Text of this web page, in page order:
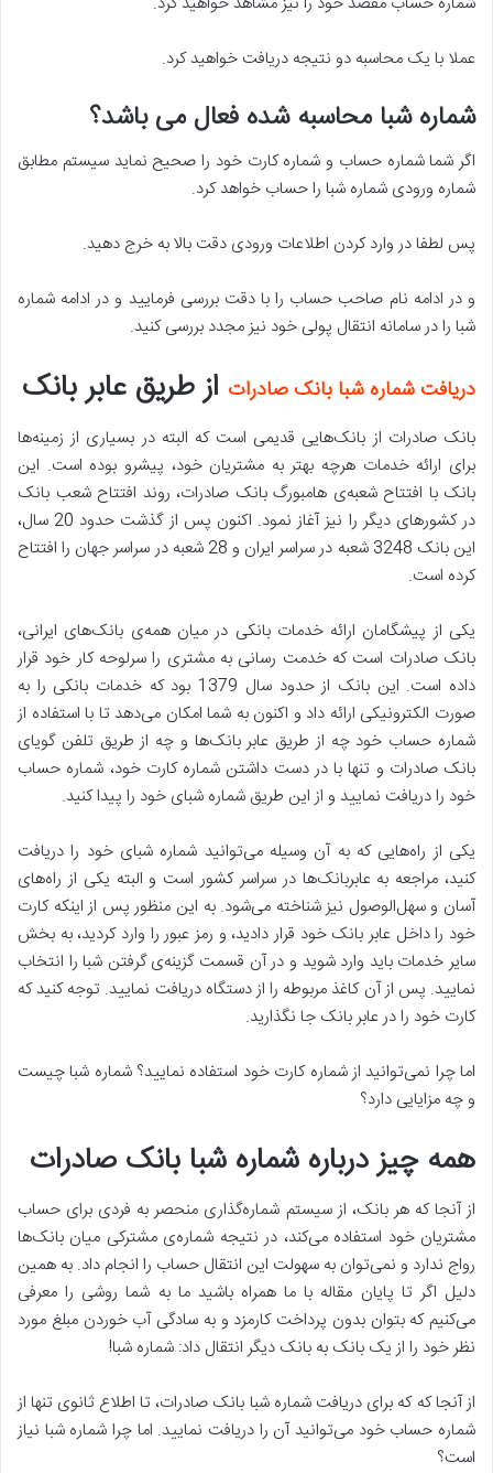
عملا با یک محاسبه دو نتیجه دریافت خواهید کرد.
شماره شبا محاسبه شده فعال می باشد؟
اگر شما شماره حساب و شماره کارت خود را صحیح نماید سیستم مطابق
شماره ورودی شماره شبا را حساب خواهد کرد.
پس لطفا در وارد کردن اطلاعات ورودی دقت بالا به خرج دهید.
و در ادامه نام صاحب حساب را با دقت بررسی فرمایید و در ادامه شماره
شبا را در سامانه انتقال پولی خود نیز مجدد بررسی کنید.
دریافت شماره شبا بانک صادرات از طریق عابر بانک
بانک صادرات از بانک‌هایی قدیمی است که البته در بسیاری از زمینه‌ها
برای ارائه خدمات هرچه بهتر به مشتریان خود، پیشرو بوده است. این
بانک با افتتاح شعبه‌ی هامبورگ بانک صادرات، روند افتتاح شعب بانک
در کشورهای دیگر را نیز آغاز نمود. اکنون پس از گذشت حدود 20 سال،
این بانک 3248 شعبه در سراسر ایران و 28 شعبه در سراسر جهان را افتتاح
کرده است.
یکی از پیشگامان ارائه خدمات بانکی در میان همه‌ی بانک‌های ایرانی،
بانک صادرات است که خدمت رسانی به مشتری را سرلوحه کار خود قرار
داده است. این بانک از حدود سال 1379 بود که خدمات بانکی را به
صورت الکترونیکی ارائه داد و اکنون به شما امکان می‌دهد تا با استفاده از
شماره حساب خود چه از طریق عابر بانک‌ها و چه از طریق تلفن گویای
بانک صادرات و تنها با در دست داشتن شماره کارت خود، شماره حساب
خود را دریافت نمایید و از این طریق شماره شبای خود را پیدا کنید.
یکی از راه‌هایی که به آن وسیله می‌توانید شماره شبای خود را دریافت
کنید، مراجعه به عابربانک‌ها در سراسر کشور است و البته یکی از راه‌های
آسان و سهل‌الوصول نیز شناخته می‌شود. به این منظور پس از اینکه کارت
خود را داخل عابر بانک خود قرار دادید، و رمز عبور را وارد کردید، به بخش
سایر خدمات باید وارد شوید و در آن قسمت گزینه‌ی گرفتن شبا را انتخاب
نمایید. پس از آن کاغذ مربوطه را از دستگاه دریافت نمایید. توجه کنید که
کارت خود را در عابر بانک جا نگذارید.
اما چرا نمی‌توانید از شماره کارت خود استفاده نمایید؟ شماره شبا چیست
و چه مزایایی دارد؟
همه چیز درباره شماره شبا بانک صادرات
از آنجا که هر بانک، از سیستم شماره‌گذاری منحصر به فردی برای حساب
مشتریان خود استفاده می‌کند، در نتیجه شماره‌ی مشترکی میان بانک‌ها
رواج ندارد و نمی‌توان به سهولت این انتقال حساب را انجام داد. به همین
دلیل اگر تا پایان مقاله با ما همراه باشید ما به شما روشی را معرفی
می‌کنیم که بتوان بدون پرداخت کارمزد و به سادگی آب خوردن مبلغ مورد
نظر خود را از یک بانک به بانک دیگر انتقال داد: شماره شبا!
از آنجا که که برای دریافت شماره شبا بانک صادرات، تا اطلاع ثانوی تنها از
شماره حساب خود می‌توانید آن را دریافت نمایید. اما چرا شماره شبا نیاز
است؟